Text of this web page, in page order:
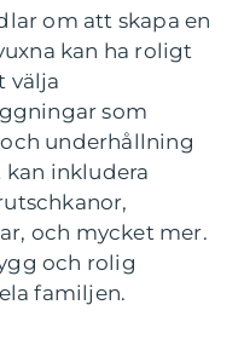
om att skapa en
kan ha roligt
välja
som
underhållning
inkludera
och mycket mer.
och rolig
familjen.